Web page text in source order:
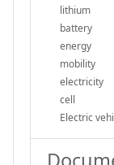
lithium
battery
energy
mobility
electricity
cell
Electric